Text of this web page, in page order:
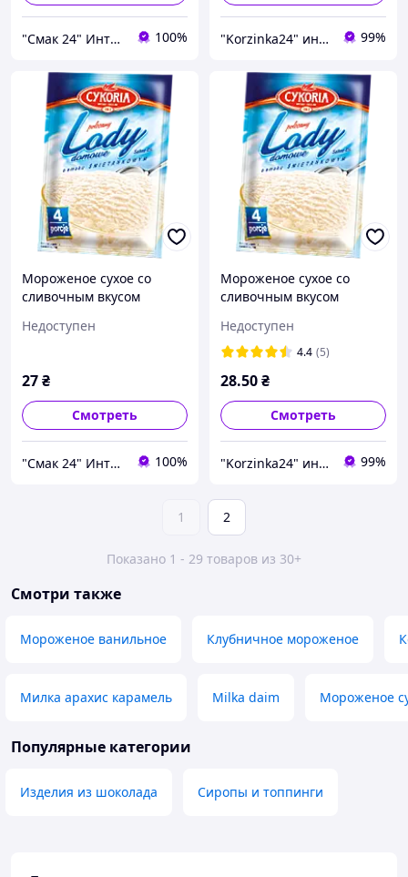
"Смак 24" Интернет-магазин 100% "Korzinka24" интернет магазин 99%
Мороженое сухое со
сливочным вкусом
порции)
Недоступен
27₴
Смотреть
"Смак 24" Интернет-магазин 100%
Мороженое сухое со
сливочным вкусом
порции)
Недоступен
4.4 (5)
28.50₴
Смотреть
"Korzinka24" интернет магазин 99%
1 2
Показано 1 - 29 товаров из 30+
Смотри также
Мороженое ванильное Клубничное мороженое
Милка арахис карамель Milka daim Мороженое
Популярные категории
Изделия из шоколада Сиропы и топпинги